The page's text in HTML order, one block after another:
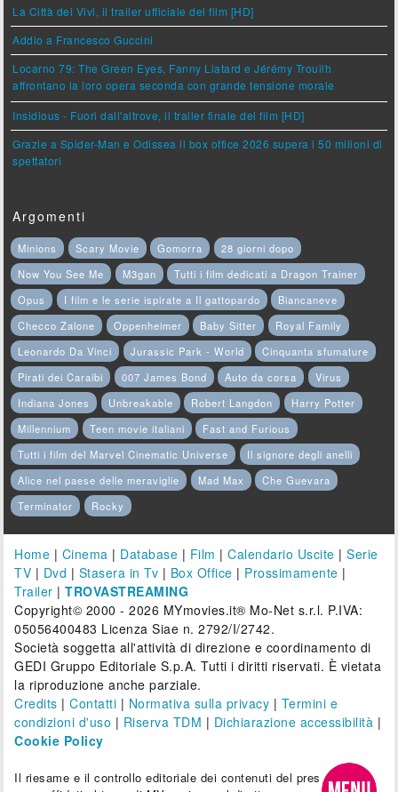
La Città dei Vivi, il trailer ufficiale del film [HD]
Addio a Francesco Guccini
Locarno 79: The Green Eyes, Fanny Liatard e Jérémy Trouilh
affrontano la loro opera seconda con grande tensione morale
Insidious - Fuori dall'altrove, il trailer finale del film [HD]
Grazie a Spider-Man e Odissea il box office 2026 supera i 50 milioni di
spettatori
Argomenti
Minions Scary Movie Gomorra
28 giorni dopo
Now You See Me
M3gan
Tutti i film dedicati a Dragon Trainer
Opus
I film e le serie ispirate a Il gattopardo
Biancaneve
Checco Zalone
Oppenheimer Baby Sitter
Royal Family
Leonardo Da Vinci
Jurassic Park - World
Cinquanta sfumature
Pirati dei Caraibi
007 James Bond Auto da corsa
Virus
Indiana Jones
Unbreakable Robert Langdon
Harry Potter
Millennium
Teen movie italiani
Fast and Furious
Tutti i film del Marvel Cinematic Universe
Il signore degli anelli
Alice nel paese delle meraviglie
Mad Max
Che Guevara
Terminator
Rocky
Home | Cinema | Database | Film |Calendario Uscite |Serie
TV | Dvd | Stasera in Tv | Box Office | Prossimamente |
Trailer |TROVASTREAMING
Copyright© 2000 - 2026 MYmovies.it® Mo-Net s.r.l. P.IVA:
05056400483 Licenza Siae n. 2792/I/2742.
Società soggetta all'attività di direzione e coordinamento di
GEDI Gruppo Editoriale S.p.A. Tutti i diritti riservati. È vietata
la riproduzione anche parziale.
Credits |Contatti | Normativa sulla privacy | Termini e
condizioni d'uso | Riserva TDM | Dichiarazione accessibilità |
Cookie Policy
Il riesame e il controllo editoriale dei contenuti del presente sito